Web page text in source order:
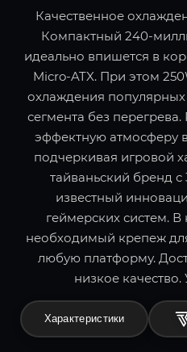
Качественное
Компактный 240-
идеально впишется в
Micro-ATX. При этом
охлаждения
сегмента без перегрева.
эффектную атмосферу
подчеркивая игровой
тайваньский бренд с
известный
геймерских систем. В
необходимый крепеж
любую платформу.
низкое
Характеристики